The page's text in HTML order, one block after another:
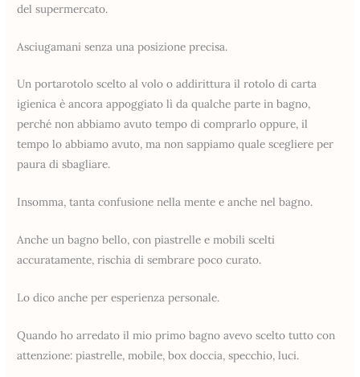
del supermercato.
Asciugamani senza una posizione precisa.
Un portarotolo scelto al volo o addirittura il rotolo di carta
igienica è ancora appoggiato lì da qualche parte in bagno,
perché non abbiamo avuto tempo di comprarlo oppure, il
tempo lo abbiamo avuto, ma non sappiamo quale scegliere per
paura di sbagliare.
Insomma, tanta confusione nella mente e anche nel bagno.
Anche un bagno bello, con piastrelle e mobili scelti
accuratamente, rischia di sembrare poco curato.
Lo dico anche per esperienza personale.
Quando ho arredato il mio primo bagno avevo scelto tutto con
attenzione: piastrelle, mobile, box doccia, specchio, luci.